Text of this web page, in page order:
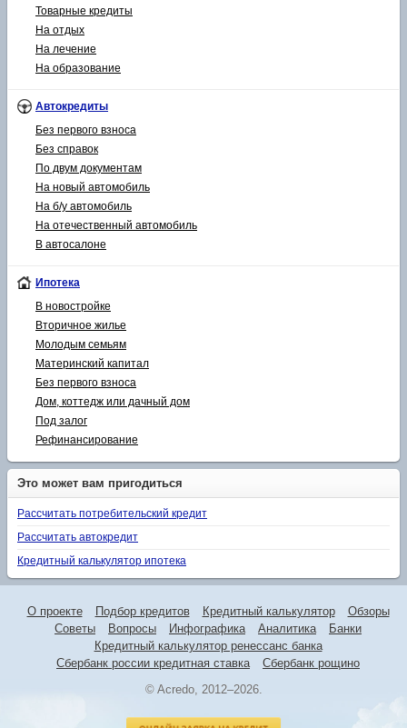
Товарные кредиты
На отдых
На лечение
На образование
Автокредиты
Без первого взноса
Без справок
По двум документам
На новый автомобиль
На б/у автомобиль
На отечественный автомобиль
В автосалоне
Ипотека
В новостройке
Вторичное жилье
Молодым семьям
Материнский капитал
Без первого взноса
Дом, коттедж или дачный дом
Под залог
Рефинансирование
Это может вам пригодиться
Рассчитать потребительский кредит
Рассчитать автокредит
Кредитный калькулятор ипотека
О проекте Подбор кредитов Кредитный калькулятор
Обзоры
Советы
Вопросы Инфографика Аналитика
Банки
Кредитный калькулятор ренессанс банка
Сбербанк россии кредитная ставка
Сбербанк рощино
© Acredo, 2012–2026.